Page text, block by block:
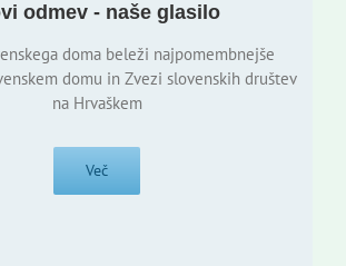
odmev - naše glasilo
doma beleži najpomembnejše
domu in Zvezi slovenskih društev
na Hrvaškem
Več